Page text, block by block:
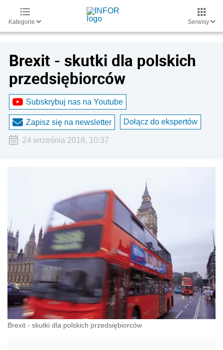
Kategorie Serwisy
Brexit - skutki dla polskich
przedsiębiorców
Subskrybuj nas na Youtube
Zapisz się na newsletter Dołącz do ekspertów
24 września 2018, 10:37
Brexit - skutki dla polskich przedsiębiorców